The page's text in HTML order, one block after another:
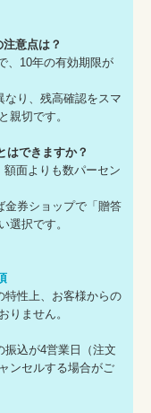
意点は？
、10年の有効期限が
り、残高確認をスマ
親切です。
はできますか？
面よりも数パーセン
券ショップで「贈答
選択です。
特性上、お客様からの
りません。
振込が4営業日（注文
ンセルする場合がご